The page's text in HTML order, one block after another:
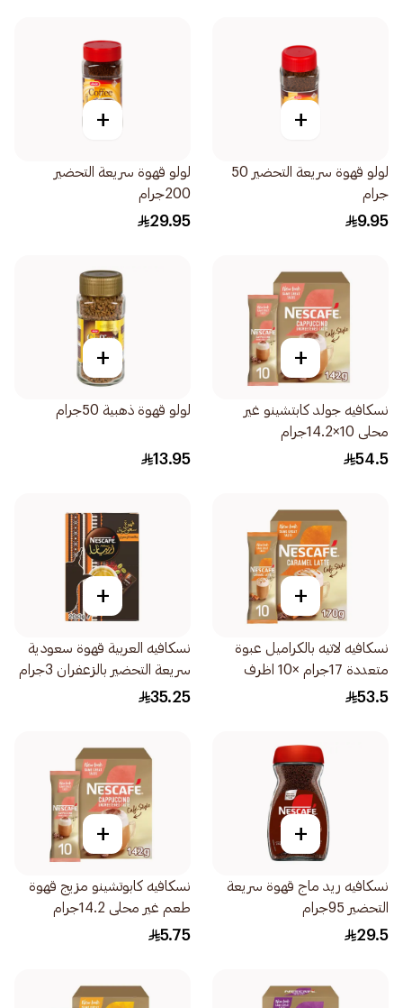
+
جرام
9.95
+
لولو قهوة سريعة التحضير
200جرام
29.95
+
نسكافيه جولد كابتشينو غير
محلى 10×14.2جرام
54.5
+
لولو قهوة ذهبية 50جرام
13.95
+
نسكافيه لاتيه بالكراميل عبوة
متعددة 17جرام ×10 اظرف
53.5
+
نسكافيه العربية قهوة سعودية
سريعة التحضير بالزعفران 3جرام
× 20 ظرف
35.25
+
نسكافيه ريد ماج قهوة سريعة
التحضير 95جرام
29.5
+
نسكافيه كابوتشينو مزيج قهوة
طعم غير محلى 14.2جرام
5.75